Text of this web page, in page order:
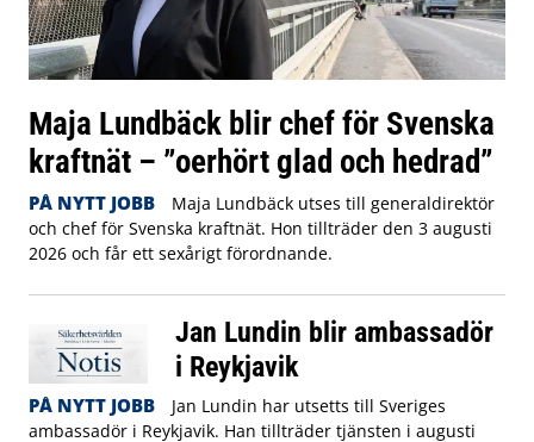
Maja Lundbäck blir chef för Svenska
kraftnät – ”oerhört glad och hedrad”
PÅ NYTT JOBB
Maja Lundbäck utses till generaldirektör
och chef för Svenska kraftnät. Hon tillträder den 3 augusti
2026 och får ett sexårigt förordnande.
Jan Lundin blir ambassadör
i Reykjavik
PÅ NYTT JOBB
Jan Lundin har utsetts till Sveriges
ambassadör i Reykjavik. Han tillträder tjänsten i augusti